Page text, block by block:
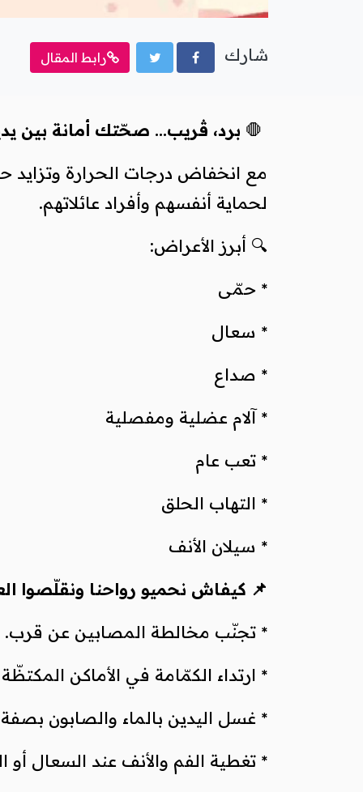
شارك رابط المقال
🛑 برد، ڤريب… صحّتك أمانة بين
مع انخفاض درجات الحرارة وتزايد
لحماية أنفسهم وأفراد عائلاتهم.
🔍 أبرز الأعراض:
* حمّى
* سعال
* صداع
* آلام عضلية ومفصلية
* تعب عام
* التهاب الحلق
* سيلان الأنف
📌 كيفاش نحميو رواحنا ونقلّصوا
* تجنّب مخالطة المصابين عن قرب.
* ارتداء الكمّامة في الأماكن
* غسل اليدين بالماء والصابون
* تغطية الفم والأنف عند السعال